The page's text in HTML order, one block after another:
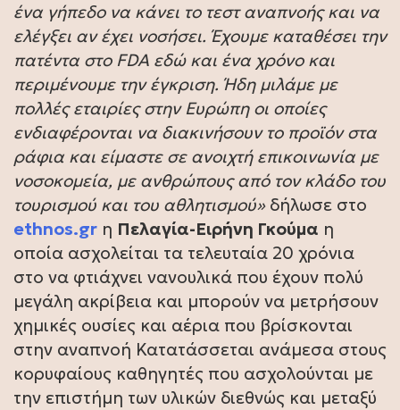
ένα γήπεδο να κάνει το τεστ αναπνοής και να
ελέγξει αν έχει νοσήσει. Έχουμε καταθέσει την
πατέντα στο FDA εδώ και ένα χρόνο και
περιμένουμε την έγκριση. Ήδη μιλάμε με
πολλές εταιρίες στην Ευρώπη οι οποίες
ενδιαφέρονται να διακινήσουν το προϊόν στα
ράφια και είμαστε σε ανοιχτή επικοινωνία με
νοσοκομεία, με ανθρώπους από τον κλάδο του
τουρισμού και του αθλητισμού»δήλωσε στο
ethnos.gr η Πελαγία-Ειρήνη Γκούμα η
οποία ασχολείται τα τελευταία 20 χρόνια
στο να φτιάχνει νανουλικά που έχουν πολύ
μεγάλη ακρίβεια και μπορούν να μετρήσουν
χημικές ουσίες και αέρια που βρίσκονται
στην αναπνοή Κατατάσσεται ανάμεσα στους
κορυφαίους καθηγητές που ασχολούνται με
την επιστήμη των υλικών διεθνώς και μεταξύ